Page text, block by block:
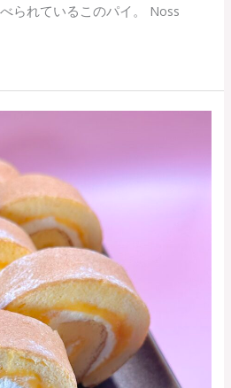
られているこのパイ。 Noss